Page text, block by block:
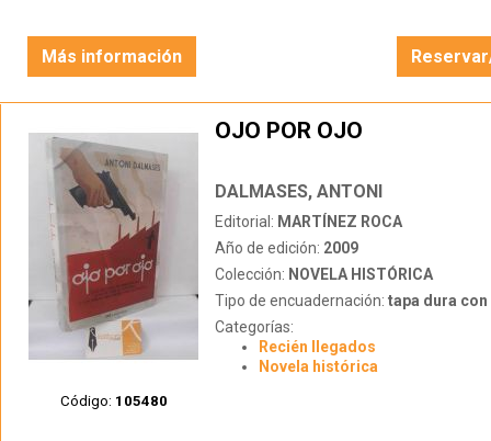
Más información
Código: 105480
OJO POR OJO
DALMASES, ANTONI
Editorial: MARTÍNEZ ROCA
Año de edición: 2009
Colección: NOVELA HISTÓRICA
Tipo de encuadernación: tapa dura con
Categorías:
Recién llegados
Novela histórica